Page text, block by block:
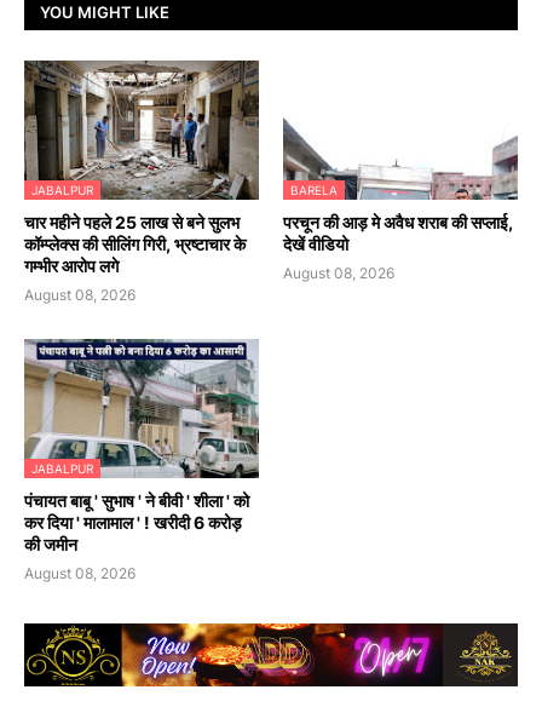
YOU MIGHT LIKE
JABALPUR
चार महीने पहले 25 लाख से बने सुलभ
कॉम्प्लेक्स की सीलिंग गिरी, भ्रष्टाचार के
गम्भीर आरोप लगे
August 08, 2026
BARELA
परचून की आड़ मे अवैध शराब की सप्लाई,
देखें वीडियो
August 08, 2026
JABALPUR
पंचायत बाबू ' सुभाष ' ने बीवी ' शीला ' को
कर दिया ' मालामाल ' ! खरीदी 6 करोड़
की जमीन
August 08, 2026